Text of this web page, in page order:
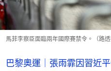
馬菲李察臣面臨兩年國際賽禁令。（路透
巴黎奧運｜張雨霏因習近